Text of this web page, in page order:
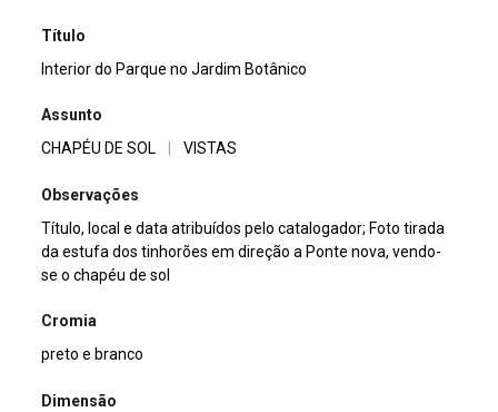
Título
Interior do Parque no Jardim Botânico
Assunto
CHAPÉU DE SOL
VISTAS
Observações
Título, local e data atribuídos pelo catalogador; Foto tirada
da estufa dos tinhorões em direção a Ponte nova, vendo-
se o chapéu de sol
Cromia
preto e branco
Dimensão